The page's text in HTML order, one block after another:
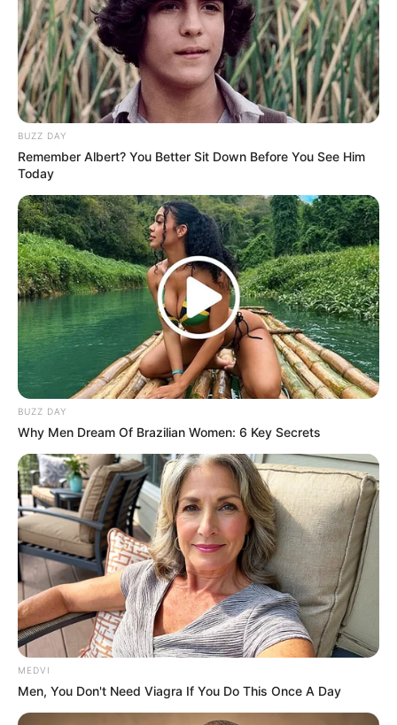
สีมงคลประจำวัน วันพุธ ที่ 4 ตุลาคม 2566″
class=”wp-image-343499″/>
สีมงคลประจำวันพุธ
สีมงคลที่ควรใช้
สีเหลืองแก่ แสด ส้ม เสริมอำนาจวาสนาบารมี
สีน้ำตาล เทา ควันบุหรี่ ดีทางการเงินและโชคลาภ
สีขาวนวล ครีม บรอนซ์เงิน ดีทางคนรักใคร่สนับสนุน
สีอับโชค ไม่ควรใช้
สีชมพู บานเย็น
ขอบคุณรูปเสื้อผ้าสวยๆจากเพจ :Phatcha Brand
ข้อมูลที่เกี่ยวข้อง
ห้องไหน ทิศไหนใช้ไฟสีอะไร ฮวงจุ้ยธาตุไฟเสริมโชคลาภ
ให้อยู่เย็นเป็นสุข
สีผมมงคล 2566 เสริมดวงสวยหล่อตามวันเกิด
BUZZ DAY
Remember Albert? You Better Sit Down Before You See Him
Today
BUZZ DAY
Why Men Dream Of Brazilian Women: 6 Key Secrets
MEDVI
Men, You Don't Need Viagra If You Do This Once A Day